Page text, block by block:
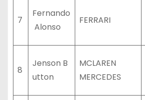
7
Fernando
Alonso
FERRARI
8
Jenson B
utton
MCLAREN
MERCEDES